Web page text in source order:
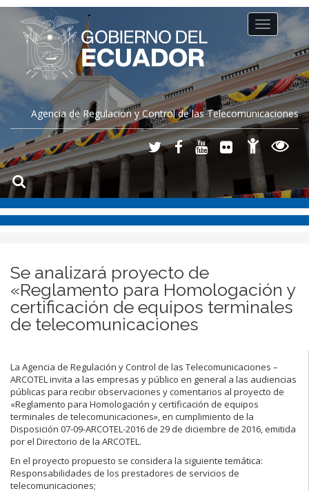
Agencia de Regulación y Control de las Telecomunicaciones
Toggle
navigation
Se analizará proyecto de
«Reglamento para Homologación y
certificación de equipos terminales
de telecomunicaciones
La Agencia de Regulación y Control de las Telecomunicaciones –
ARCOTEL invita a las empresas y público en general a las audiencias
públicas para recibir observaciones y comentarios al proyecto de
«Reglamento para Homologación y certificación de equipos
terminales de telecomunicaciones», en cumplimiento de la
Disposición 07-09-ARCOTEL-2016 de 29 de diciembre de 2016, emitida
por el Directorio de la ARCOTEL.
En el proyecto propuesto se considera la siguiente temática:
Responsabilidades de los prestadores de servicios de
telecomunicaciones;